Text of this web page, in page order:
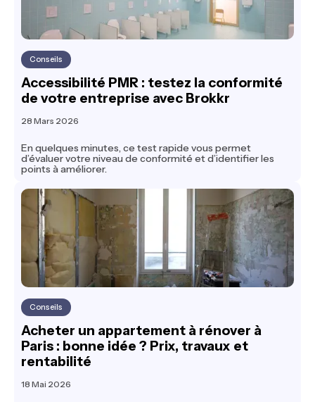
Conseils
Accessibilité PMR : testez la conformité
de votre entreprise avec Brokkr
28 Mars 2026
En quelques minutes, ce test rapide vous permet
d’évaluer votre niveau de conformité et d’identifier les
points à améliorer.
Conseils
Acheter un appartement à rénover à
Paris : bonne idée ? Prix, travaux et
rentabilité
18 Mai 2026